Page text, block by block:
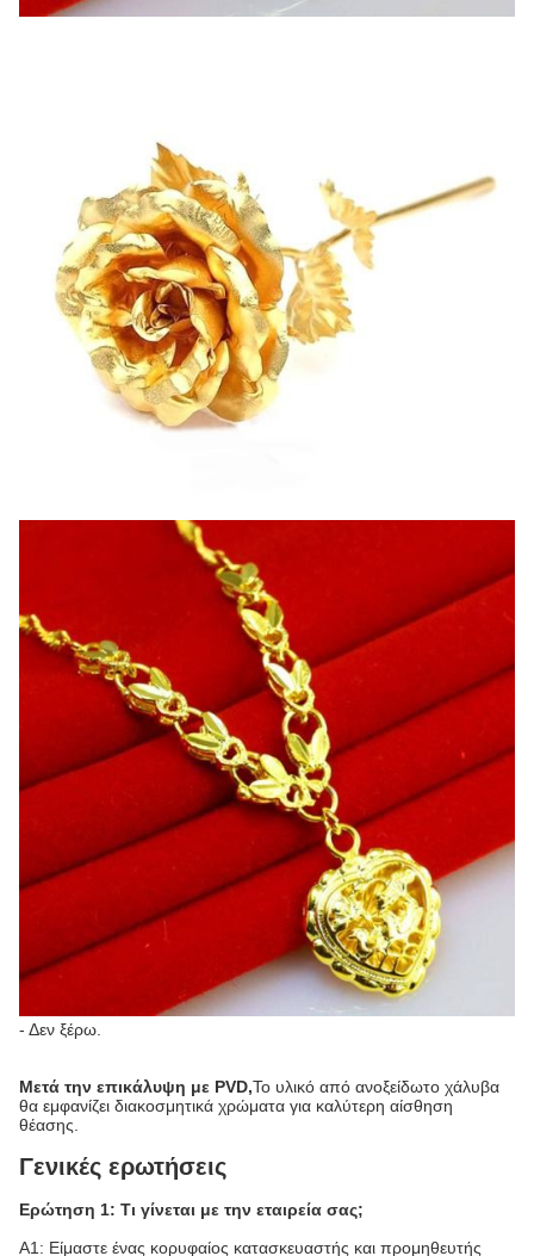
- Δεν ξέρω.
Μετά την επικάλυψη με PVD,Το υλικό από ανοξείδωτο χάλυβα
θα εμφανίζει διακοσμητικά χρώματα για καλύτερη αίσθηση
θέασης.
Γενικές ερωτήσεις
Ερώτηση 1: Τι γίνεται με την εταιρεία σας;
Α1: Είμαστε ένας κορυφαίος κατασκευαστής και προμηθευτής